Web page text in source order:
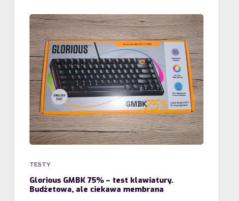
TESTY
Glorious GMBK 75% – test klawiatury.
Budżetowa, ale ciekawa membrana